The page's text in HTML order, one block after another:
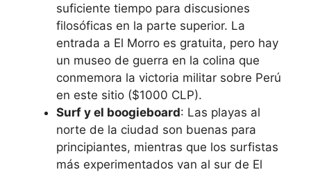
suficiente tiempo para discusiones
filosóficas en la parte superior. La
entrada a El Morro es gratuita, pero hay
un museo de guerra en la colina que
conmemora la victoria militar sobre Perú
en este sitio ($1000 CLP).
Surf y el boogieboard: Las playas al
norte de la ciudad son buenas para
principiantes, mientras que los surfistas
más experimentados van al sur de El